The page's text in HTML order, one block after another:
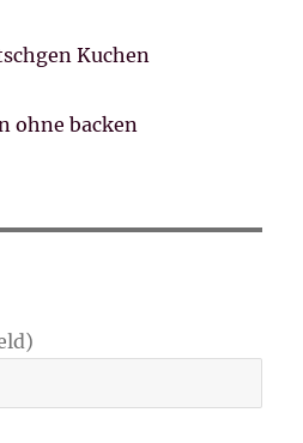
Kuchen
ohne backen